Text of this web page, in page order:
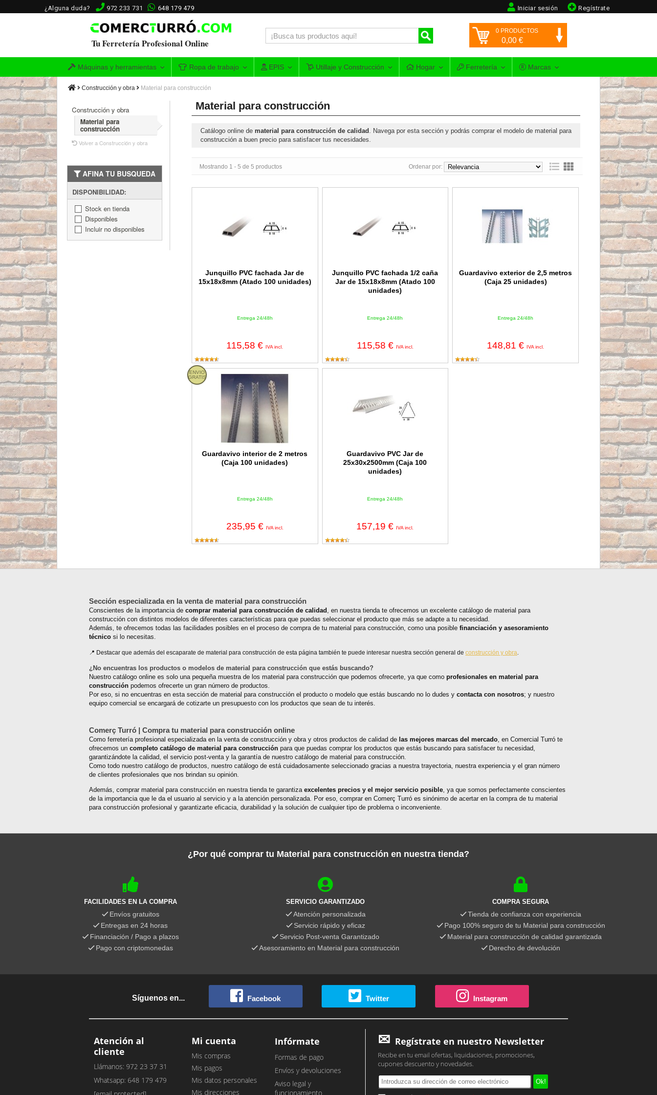
¿Alguna duda? 972 233 731 648 179 479 Regístrate
Iniciar sesión
Tu Ferretería Profesional Online
0 PRODUCTOS
0,00 €
Máquinas y herramientas Ropa de trabajo EPIS Utillaje y Construcción Hogar Ferretería Marcas
Construcción y obra Material para construcción
Construcción y obra
Material para
construcción
Volver a Construcción y obra
AFINA TU BUSQUEDA
DISPONIBILIDAD:
Stock en tienda
Disponibles
Incluir no disponibles
Material para construcción
Catálogo online de material para construcción de calidad . Navega por esta sección y podrás comprar el modelo de material para
construcción a buen precio para satisfacer tus necesidades.
Mostrando 1 - 5 de 5 productos Ordenar por:
Junquillo PVC fachada Jar de
15x18x8mm (Atado 100 unidades)
Entrega 24/48h
115,58 € IVA incl.
Junquillo PVC fachada 1/2 caña
Jar de 15x18x8mm (Atado 100
unidades)
Entrega 24/48h
115,58 € IVA incl.
Guardavivo exterior de 2,5 metros
(Caja 25 unidades)
Entrega 24/48h
148,81 € IVA incl.
Guardavivo exterior de 2,5 metros (Caja 25 unidades)
ENVIO
GRATIS
Guardavivo interior de 2 metros
(Caja 100 unidades)
Entrega 24/48h
235,95 € IVA incl.
Guardavivo interior de 2 metros (Caja 100 unidades)
Guardavivo PVC Jar de
25x30x2500mm (Caja 100
unidades)
Entrega 24/48h
157,19 € IVA incl.
Sección especializada en la venta de material para construcción
Conscientes de la importancia de comprar material para construcción de calidad , en nuestra tienda te ofrecemos un excelente catálogo de material para
construcción con distintos modelos de diferentes características para que puedas seleccionar el producto que más se adapte a tu necesidad.
Además, te ofrecemos todas las facilidades posibles en el proceso de compra de tu material para construcción, como una posible financiación y asesoramiento
técnico si lo necesitas.
Destacar que además del escaparate de material para construcción de esta página también te puede interesar nuestra sección general de construcción y obra
¿No encuentras los productos o modelos de material para construcción que estás buscando?
Nuestro catálogo online es solo una pequeña muestra de los material para construcción que podemos ofrecerte, ya que como profesionales en material para
construcción podemos ofrecerte un gran número de productos.
Por eso, si no encuentras en esta sección de material para construcción el producto o modelo que estás buscando no lo dudes y contacta con nosotros; y nuestro
equipo comercial se encargará de cotizarte un presupuesto con los productos que sean de tu interés.
Comerç Turró | Compra tu material para construcción online
Como ferretería profesional especializada en la venta de construcción y obra y otros productos de calidad de las mejores marcas del mercado , en Comercial Turró te
ofrecemos un completo catálogo de material para construcción para que puedas comprar los productos que estás buscando para satisfacer tu necesidad,
garantizándote la calidad, el servicio post-venta y la garantía de nuestro catálogo de material para construcción.
Como todo nuestro catálogo de productos, nuestro catálogo de está cuidadosamente seleccionado gracias a nuestra trayectoria, nuestra experiencia y el gran número
de clientes profesionales que nos brindan su opinión.
Además, comprar material para construcción en nuestra tienda te garantiza excelentes precios y el mejor servicio posible , ya que somos perfectamente conscientes
de la importancia que le da el usuario al servicio y a la atención personalizada. Por eso, comprar en Comerç Turró es sinónimo de acertar en la compra de tu material
para construcción profesional y garantizarte eficacia, durabilidad y la solución de cualquier tipo de problema o inconveniente.
¿Por qué comprar tu Material para construcción en nuestra tienda?
FACILIDADES EN LA COMPRA
Envíos gratuitos
Entregas en 24 horas
Financiación / Pago a plazos
Pago con criptomonedas
SERVICIO GARANTIZADO
Atención personalizada
Servicio rápido y eficaz
Servicio Post-venta Garantizado
Asesoramiento en Material para construcción
COMPRA SEGURA
Tienda de confianza con experiencia
Pago 100% seguro de tu Material para construcción
Material para construcción de calidad garantizada
Derecho de devolución
Síguenos en... Facebook Twitter Instagram
Atención al
cliente
Llámanos: 972 23 37 31
Whatsapp: 648 179 479
Mi cuenta
Mis compras
Mis pagos
Mis datos personales
Mis direcciones
Infórmate
Formas de pago
Envíos y devoluciones
Aviso legal y
funcionamiento
Regístrate en nuestro Newsletter
Recibe en tu email ofertas, liquidaciones, promociones,
cupones descuento y novedades.